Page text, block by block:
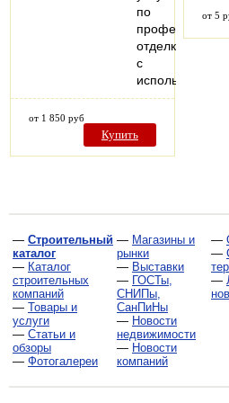
по
отделке
с
от 1 850 руб
Купить
от 5
— Строительный
каталог
— Каталог
строительных
компаний
— Товары и
услуги
— Статьи и
обзоры
— Фотогалереи
— Магазины и
рынки
— Выставки
— ГОСТы,
СНИПы,
СанПиНы
— Новости
недвижимости
— Новости
компаний
—
—
—